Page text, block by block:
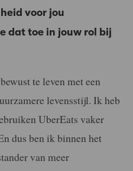
voor jou
dat toe in jouw rol bij
te leven met een
levensstijl. Ik heb
UberEats vaker
dus ben ik binnen het
van meer